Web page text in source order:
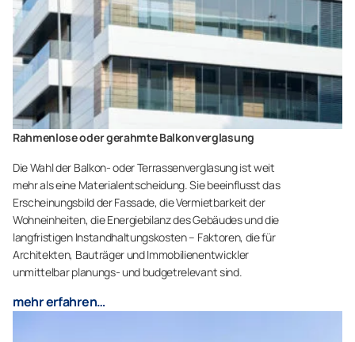
Rahmenlose oder gerahmte Balkonverglasung
Die Wahl der Balkon- oder Terrassenverglasung ist weit
mehr als eine Materialentscheidung. Sie beeinflusst das
Erscheinungsbild der Fassade, die Vermietbarkeit der
Wohneinheiten, die Energiebilanz des Gebäudes und die
langfristigen Instandhaltungskosten – Faktoren, die für
Architekten, Bauträger und Immobilienentwickler
unmittelbar planungs- und budgetrelevant sind.
mehr erfahren…